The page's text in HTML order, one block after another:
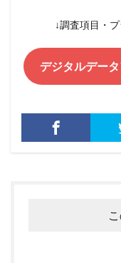
↓調査項目・
デジタルデー